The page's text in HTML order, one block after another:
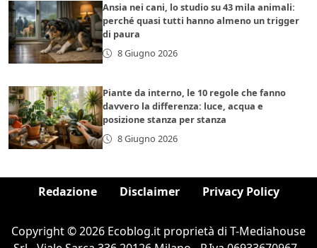
Ansia nei cani, lo studio su 43 mila animali:
perché quasi tutti hanno almeno un trigger
di paura
8 Giugno 2026
Piante da interno, le 10 regole che fanno
davvero la differenza: luce, acqua e
posizione stanza per stanza
8 Giugno 2026
Redazione Disclaimer Privacy Policy
Copyright © 2026 Ecoblog.it proprietà di T-Mediahouse